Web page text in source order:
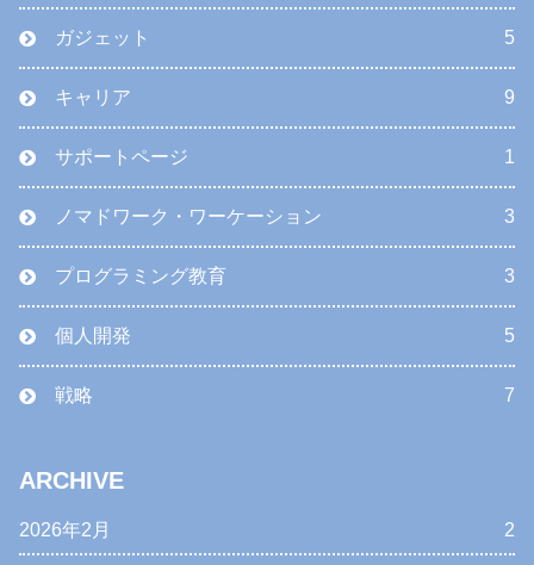
ガジェット 5
キャリア 9
サポートページ 1
ノマドワーク・ワーケーション 3
プログラミング教育 3
個人開発 5
戦略 7
ARCHIVE
2026年2月 2